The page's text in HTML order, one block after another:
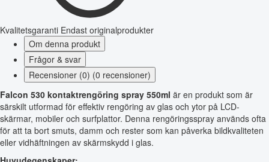
Kvalitetsgaranti Endast originalprodukter
Om denna produkt
Frågor & svar
Recensioner (0) (0 recensioner)
Falcon 530 kontaktrengöring spray 550ml är en produkt som är
särskilt utformad för effektiv rengöring av glas och ytor på LCD-
skärmar, mobiler och surfplattor. Denna rengöringsspray används ofta
för att ta bort smuts, damm och rester som kan påverka bildkvaliteten
eller vidhäftningen av skärmskydd i glas.